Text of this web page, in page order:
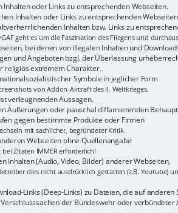
Inhalten oder Links zu entsprechenden Webseiten.
Inhalten oder Links zu entsprechenden
Inhalten bzw. Links zu
geht es um die Faszination des Fliegens und
bei denen von illegalen Inhalten und
und Angeboten bzgl. der Überlassung
religiös extremem Charakter.
Symbole in jeglicher Form
von Addon-Aircraft des II. Weltkrieges.
verleugnenden Aussagen.
Äußerungen oder pauschal diffamierenden
gegen bestimmte Produkte oder Firmen
mit sachlicher, begründeter Kritik.
Webseiten ohne Quellenangabe
Zitaten IMMER erforderlich!
Inhalten (Audio, Video, Bilder) anderer Webseiten,
dies nicht ausdrücklich gestatten (z.B. Youtube)
Links (Deep-Links) zu Dateien, die auf
der Bundeswehr oder